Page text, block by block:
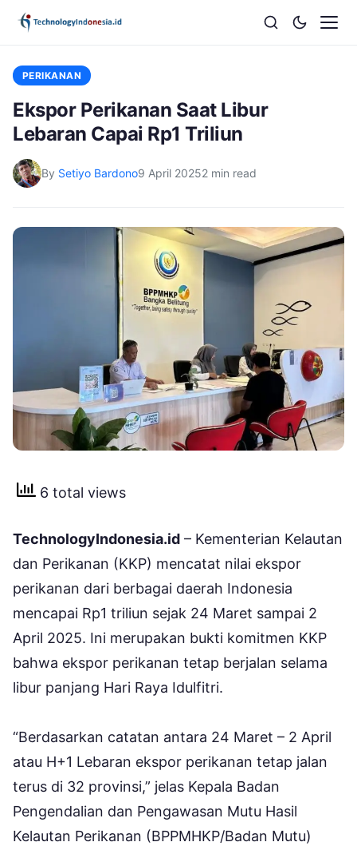
PERIKANAN
Ekspor Perikanan Saat Libur
Lebaran Capai Rp1 Triliun
By Setiyo Bardono9 April 20252 min read
6 total views
TechnologyIndonesia.id – Kementerian Kelautan
dan Perikanan (KKP) mencatat nilai ekspor
perikanan dari berbagai daerah Indonesia
mencapai Rp1 triliun sejak 24 Maret sampai 2
April 2025. Ini merupakan bukti komitmen KKP
bahwa ekspor perikanan tetap berjalan selama
libur panjang Hari Raya Idulfitri.
“Berdasarkan catatan antara 24 Maret – 2 April
atau H+1 Lebaran ekspor perikanan tetap jalan
terus di 32 provinsi,” jelas Kepala Badan
Pengendalian dan Pengawasan Mutu Hasil
Kelautan Perikanan (BPPMHKP/Badan Mutu)